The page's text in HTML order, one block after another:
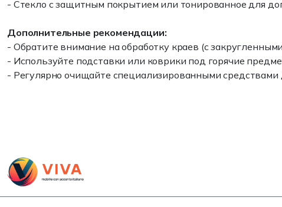
- Стекло с защитным покрытием или тонированное для
Дополнительные рекомендации:
- Обратите внимание на обработку краев (с
- Используйте подставки или коврики под горячие
- Регулярно очищайте специализированными средствами